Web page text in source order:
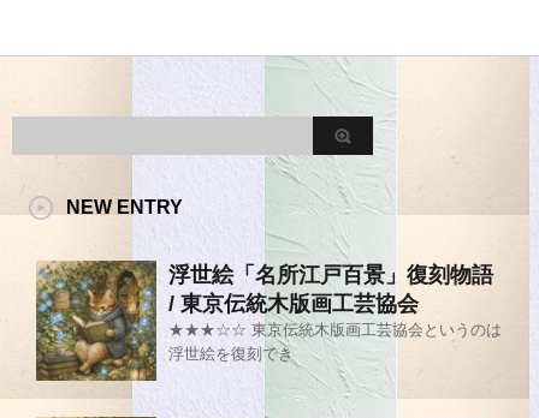
NEW ENTRY
浮世絵「名所江戸百景」復刻物語
/ 東京伝統木版画工芸協会
★★★☆☆ 東京伝統木版画工芸協会というのは
浮世絵を復刻でき